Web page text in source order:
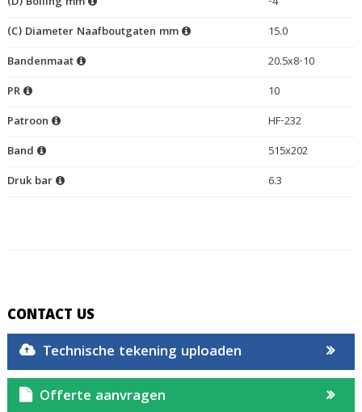
(C) Diameter Naafboutgaten mm
15.0
Bandenmaat
20.5x8-10
PR
10
Patroon
HF-232
Band
515x202
Druk bar
6.3
CONTACT US
Technische tekening uploaden
Offerte aanvragen